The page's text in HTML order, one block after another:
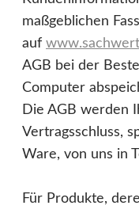
maßgeblichen
auf
AGB bei der
Computer
Die AGB werden
Vertragsschluss,
Ware, von uns in
Für Produkte,